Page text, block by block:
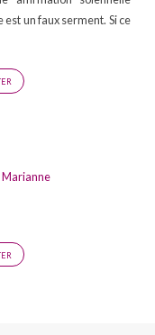
un faux serment. Si ce
Marianne